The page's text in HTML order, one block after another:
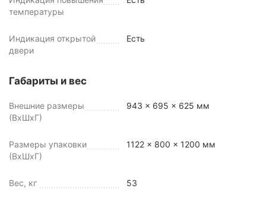
температуры
Индикация открытой
двери
Есть
Габариты и вес
Внешние размеры
(ВхШхГ)
943 x 695 x 625 мм
Размеры упаковки
(ВхШхГ)
1122 x 800 x 1200 мм
Вес, кг 53